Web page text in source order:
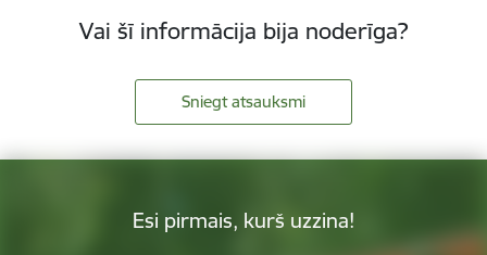
Vai šī informācija bija noderīga?
Sniegt atsauksmi
Esi pirmais, kurš uzzina!